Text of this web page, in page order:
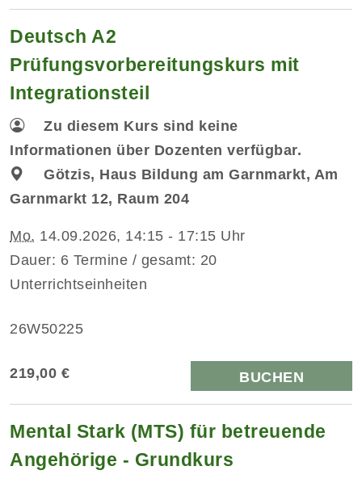
Deutsch A2
Prüfungsvorbereitungskurs mit
Integrationsteil
Zu diesem Kurs sind keine
Informationen über Dozenten verfügbar.
Götzis, Haus Bildung am Garnmarkt, Am
Garnmarkt 12, Raum 204
Mo. 14.09.2026, 14:15 - 17:15 Uhr
Dauer: 6 Termine / gesamt: 20
Unterrichtseinheiten
26W50225
219,00 € BUCHEN
Mental Stark (MTS) für betreuende
Angehörige - Grundkurs